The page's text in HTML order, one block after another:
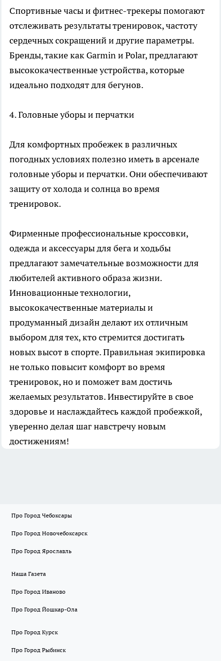
Спортивные часы и фитнес-трекеры помогают
отслеживать результаты тренировок, частоту
сердечных сокращений и другие параметры.
Бренды, такие как Garmin и Polar, предлагают
высококачественные устройства, которые
идеально подходят для бегунов.
4. Головные уборы и перчатки
Для комфортных пробежек в различных
погодных условиях полезно иметь в арсенале
головные уборы и перчатки. Они обеспечивают
защиту от холода и солнца во время
тренировок.
Фирменные профессиональные кроссовки,
одежда и аксессуары для бега и ходьбы
предлагают замечательные возможности для
любителей активного образа жизни.
Инновационные технологии,
высококачественные материалы и
продуманный дизайн делают их отличным
выбором для тех, кто стремится достигать
новых высот в спорте. Правильная экипировка
не только повысит комфорт во время
тренировок, но и поможет вам достичь
желаемых результатов. Инвестируйте в свое
здоровье и наслаждайтесь каждой пробежкой,
уверенно делая шаг навстречу новым
достижениям!
Про Город Чебоксары
Про Город Новочебоксарск
Про Город Ярославль
Наша Газета
Про Город Иваново
Про Город Йошкар-Ола
Про Город Курск
Про Город Рыбинск